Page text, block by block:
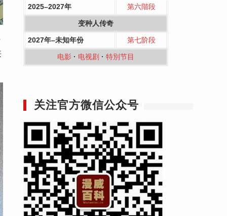
2025–2027年 第六階段
变种人传奇
2027年–未知年份 第七阶段
电影 · 电视剧 · 特別节目
关注官方微信公众号